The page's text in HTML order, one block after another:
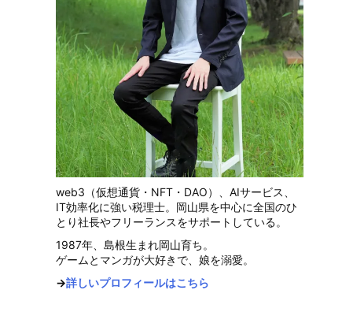
web3（仮想通貨・NFT・DAO）、AIサービス、
IT効率化に強い税理士。岡山県を中心に全国のひ
とり社長やフリーランスをサポートしている。
1987年、島根生まれ岡山育ち。
ゲームとマンガが大好きで、娘を溺愛。
→詳しいプロフィールはこちら